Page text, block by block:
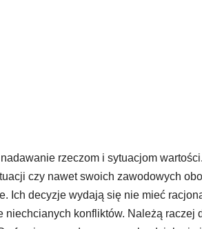
rzeczom i sytuacjom
czy nawet swoich zawodowych
Ich decyzje wydają się nie mieć
niechcianych konfliktów. Należą